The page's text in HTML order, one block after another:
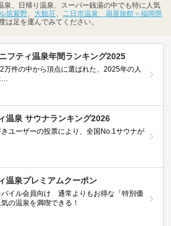
泉、日帰り温泉、スーパー銭湯の中でも特に人気
筑紫野、 大観荘、 二日市温泉 扇屋旅館＜福岡県
は足を運んでみてください。
フティ温泉年間ランキング2025
万件の中から頂点に選ばれた、2025年の人
…
温泉 サウナランキング2026
ユーザーの投票により、全国No.1サウナが
温泉プレミアムクーポン
バイル会員向け 通常よりもお得な「特別価
の温泉を満喫できる！